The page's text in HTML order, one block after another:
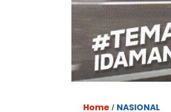
Home / NASIONAL